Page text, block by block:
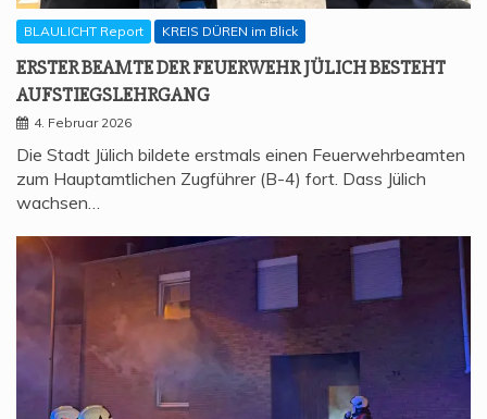
BLAULICHT Report KREIS DÜREN im Blick
ERS­TER BEAM­TE DER FEU­ER­WEHR JÜLICH BESTEHT
AUFSTIEGSLEHRGANG
4. Februar 2026
Die Stadt Jülich bildete erstmals einen Feuerwehrbeamten
zum Hauptamtlichen Zugführer (B-4) fort. Dass Jülich
wachsen…